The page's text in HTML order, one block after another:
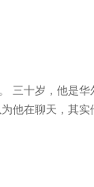
三十岁，他是
他在聊天，其
。 商业谈判、